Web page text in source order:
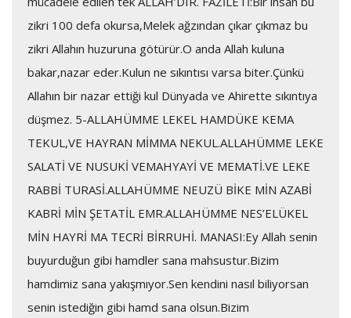
zikri 100 defa okursa,Melek ağzından çıkar çıkmaz bu
zikri Allahın huzuruna götürür.O anda Allah kuluna
bakar,nazar eder.Kulun ne sıkıntısı varsa biter.Çünkü
Allahın bir nazar ettiği kul Dünyada ve Ahirette sıkıntıya
düşmez. 5-ALLAHÜMME LEKEL HAMDÜKE KEMA
TEKUL,VE HAYRAN MİMMA NEKUL.ALLAHÜMME LEKE
SALATİ VE NUSUKİ VEMAHYAYİ VE MEMATİ.VE LEKE
RABBİ TURASİ.ALLAHÜMME NEUZÜ BİKE MİN AZABİ
KABRİ MİN ŞETATİL EMR.ALLAHÜMME NES’ELÜKEL
MİN HAYRİ MA TECRİ BİRRUHİ. MANASI:Ey Allah senin
buyurduğun gibi hamdler sana mahsustur.Bizim
hamdimiz sana yakışmıyor.Sen kendini nasıl biliyorsan
senin istediğin gibi hamd sana olsun.Bizim